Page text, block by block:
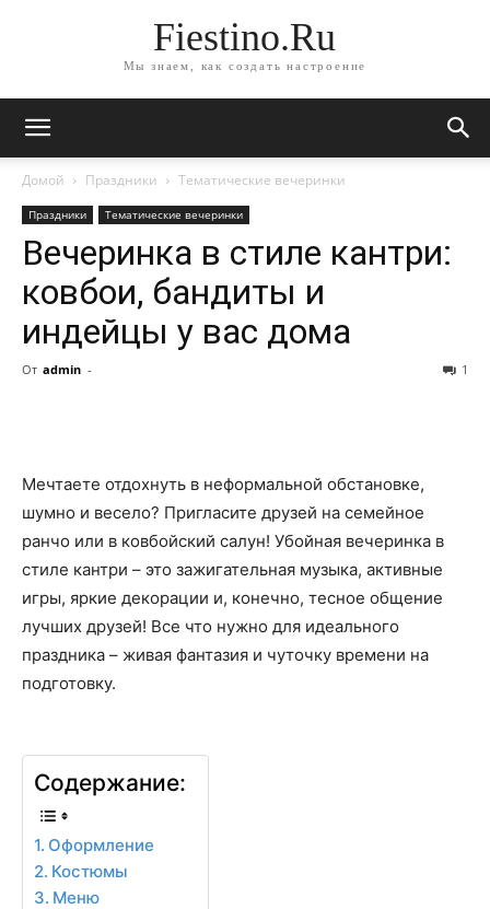
Fiestino.Ru
Мы знаем, как создать настроение
Домой Праздники Тематические вечеринки
Праздники Тематические вечеринки
Вечеринка в стиле кантри:
ковбои, бандиты и
индейцы у вас дома
От admin - 1
Мечтаете отдохнуть в неформальной обстановке,
шумно и весело? Пригласите друзей на семейное
ранчо или в ковбойский салун! Убойная вечеринка в
стиле кантри – это зажигательная музыка, активные
игры, яркие декорации и, конечно, тесное общение
лучших друзей! Все что нужно для идеального
праздника – живая фантазия и чуточку времени на
подготовку.
Содержание:
Оформление
Костюмы
Меню